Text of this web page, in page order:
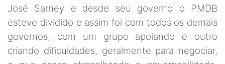
José Sarney e desde seu governo o PMDB
esteve dividido e assim foi com todos os demais
governos, com um grupo apoiando e outro
criando dificuldades, geralmente para negociar,